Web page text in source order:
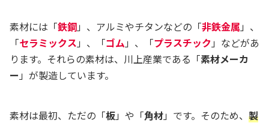
素材には「鉄鋼」、アルミやチタンなどの「非鉄金属 」、
「セラミックス 」、「ゴム 」、「プラスチック 」などがあ
ります。それらの素材は、川上産業である「素材メーカ
ー 」が製造しています。
素材は最初、ただの「板」や「角材」です。そのため、 製